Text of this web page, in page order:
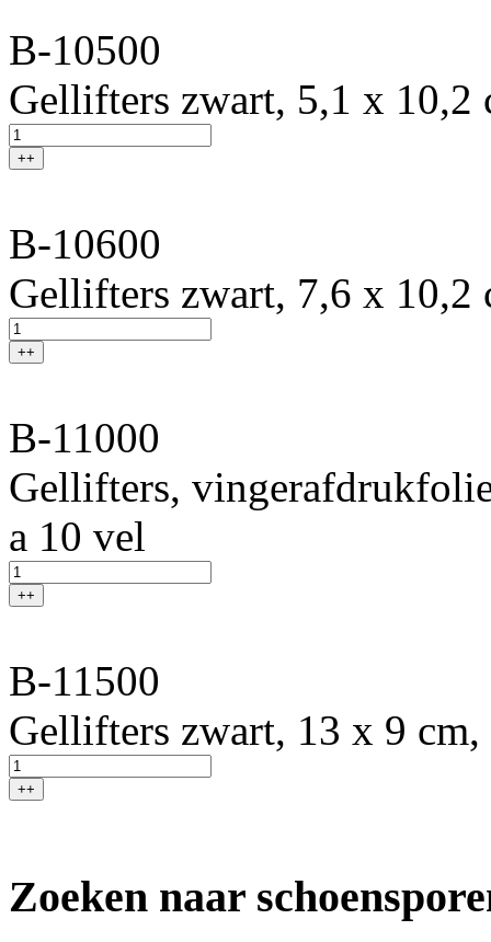
B-10500
Gellifters zwart, 5,1 x 10,2
++
B-10600
Gellifters zwart, 7,6 x 10,2
++
B-11000
Gellifters,
a 10 vel
++
B-11500
Gellifters zwart, 13 x 9
++
Zoeken naar